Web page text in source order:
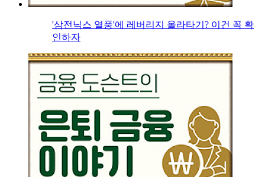
'삼전닉스 열풍'에 레버리지 올라타기? 이건 꼭 확
인하자